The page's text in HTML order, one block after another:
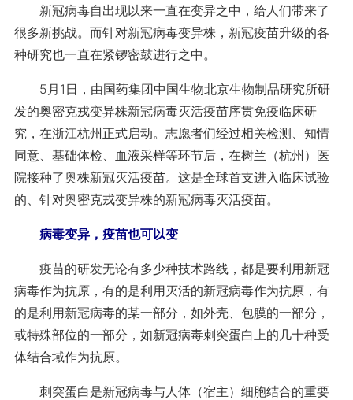
新冠病毒自出现以来一直在变异之中，给人们带来了
很多新挑战。而针对新冠病毒变异株，新冠疫苗升级的各
种研究也一直在紧锣密鼓进行之中。
5月1日，由国药集团中国生物北京生物制品研究所研
发的奥密克戎变异株新冠病毒灭活疫苗序贯免疫临床研
究，在浙江杭州正式启动。志愿者们经过相关检测、知情
同意、基础体检、血液采样等环节后，在树兰（杭州）医
院接种了奥株新冠灭活疫苗。这是全球首支进入临床试验
的、针对奥密克戎变异株的新冠病毒灭活疫苗。
病毒变异，疫苗也可以变
疫苗的研发无论有多少种技术路线，都是要利用新冠
病毒作为抗原，有的是利用灭活的新冠病毒作为抗原，有
的是利用新冠病毒的某一部分，如外壳、包膜的一部分，
或特殊部位的一部分，如新冠病毒刺突蛋白上的几十种受
体结合域作为抗原。
刺突蛋白是新冠病毒与人体（宿主）细胞结合的重要